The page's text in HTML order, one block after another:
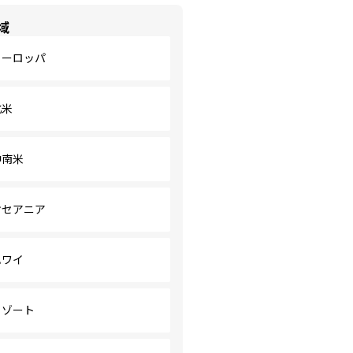
ロッパ
米
アニア
イ
ート